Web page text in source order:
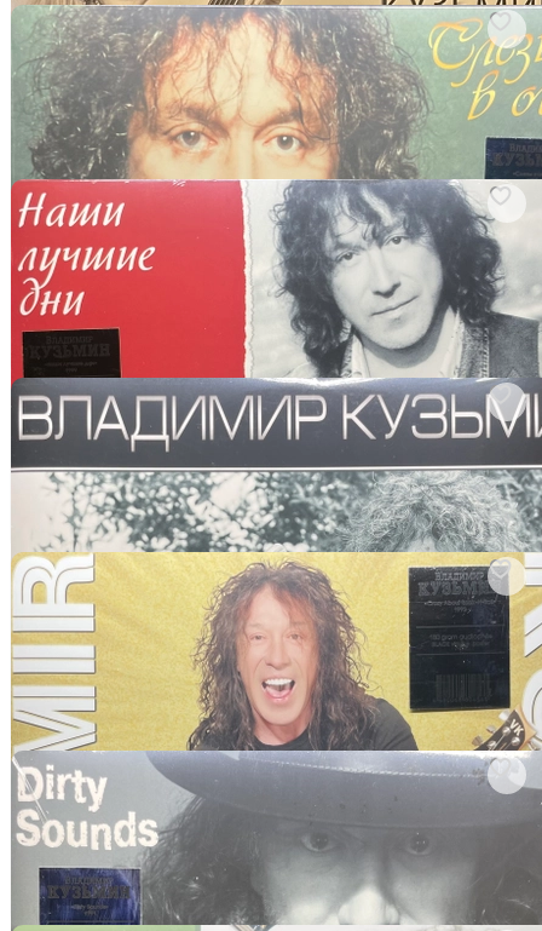
арт. 3534413768
Владимир Кузьмин ‎– Слёзы в огне (Россия 2023г.)
Виниловая пластинка
В корзину
арт. 3534430763
Владимир Кузьмин ‎– Наши Лучшие Дни (Россия 2023г.)
Crystal
Виниловая пластинка
В корзину
арт. 3534459941
Владимир Кузьмин ‎– Грешный Ангел 2LP (Россия 2023г.)
Виниловая пластинка
В корзину
арт. 3534469655
Владимир Кузьмин ‎– Crazy About Rock-N-Roll (Россия
2024г.)
Виниловая пластинка
В корзину
Владимир Кузьмин ‎– Dirty Sounds (Россия 2023г.)
Виниловая пластинка
В корзину